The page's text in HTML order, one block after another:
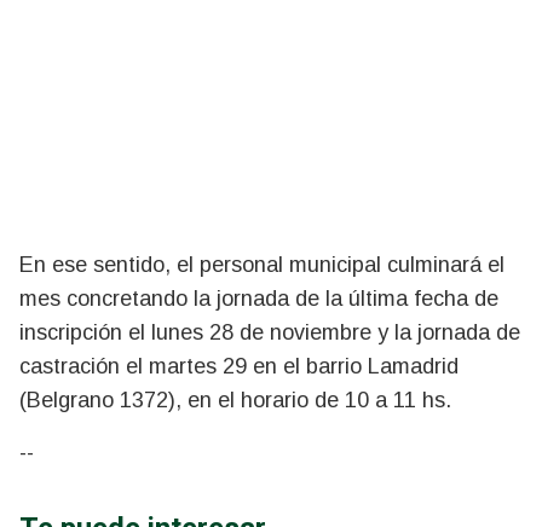
En ese sentido, el personal municipal culminará el
mes concretando la jornada de la última fecha de
inscripción el lunes 28 de noviembre y la jornada de
castración el martes 29 en el barrio Lamadrid
(Belgrano 1372), en el horario de 10 a 11 hs.
--